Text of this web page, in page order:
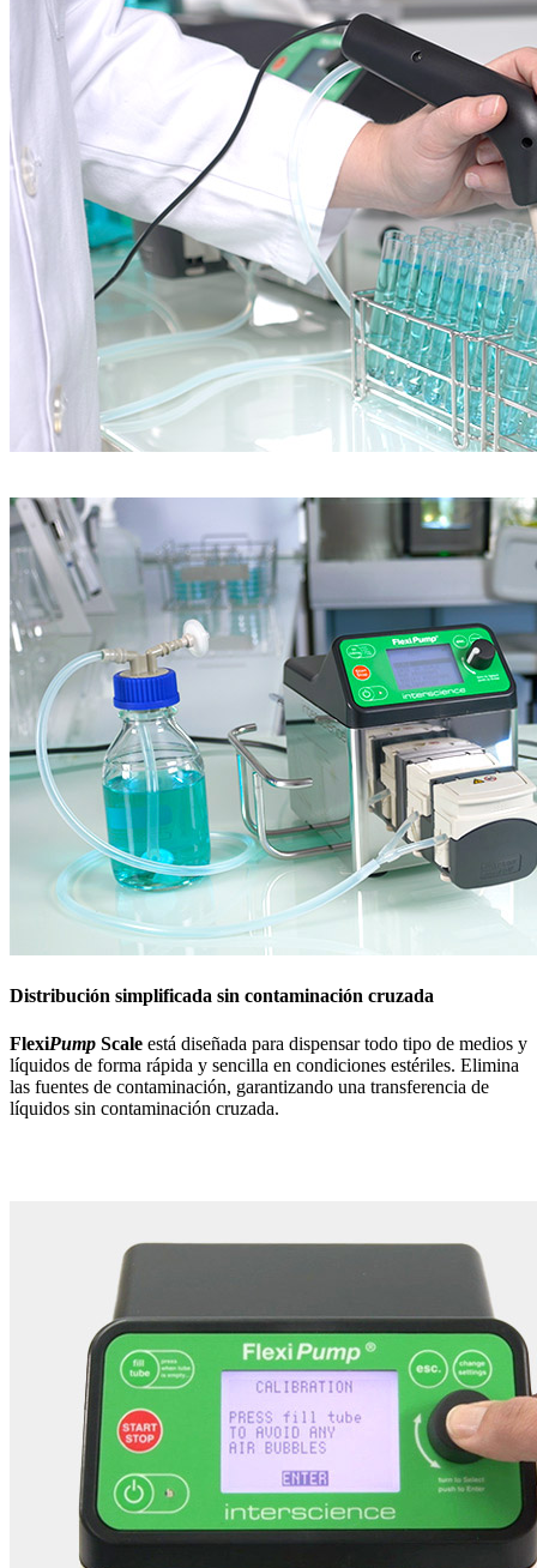
Distribución simplificada sin contaminación cruzada
FlexiPump Scale está diseñada para dispensar todo tipo de medios y
líquidos de forma rápida y sencilla en condiciones estériles. Elimina
las fuentes de contaminación, garantizando una transferencia de
líquidos sin contaminación cruzada.